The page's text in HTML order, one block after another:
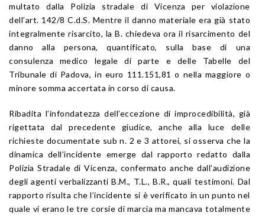
multato dalla Polizia stradale di Vicenza per violazione
dell’art. 142/8 C.d.S. Mentre il danno materiale era già stato
integralmente risarcito, la B. chiedeva ora il risarcimento del
danno alla persona, quantificato, sulla base di una
consulenza medico legale di parte e delle Tabelle del
Tribunale di Padova, in euro 111.151,81 o nella maggiore o
minore somma accertata in corso di causa.
Ribadita l’infondatezza dell’eccezione di improcedibilità, già
rigettata dal precedente giudice, anche alla luce delle
richieste documentate sub n. 2 e 3 attorei, si osserva che la
dinamica dell’incidente emerge dal rapporto redatto dalla
Polizia Stradale di Vicenza, confermato anche dall’audizione
degli agenti verbalizzanti B.M., T.L., B.R., quali testimoni. Dal
rapporto risulta che l’incidente si è verificato in un punto nel
quale vi erano le tre corsie di marcia ma mancava totalmente